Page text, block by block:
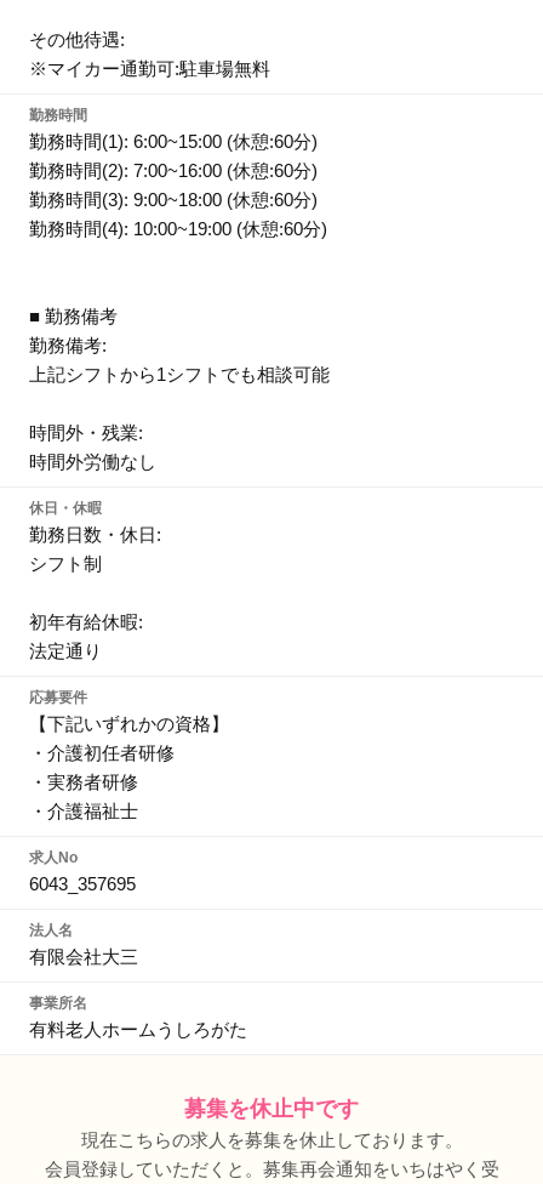
その他待遇:
※マイカー通勤可:駐車場無料
勤務時間
勤務時間(1): 6:00~15:00 (休憩:60分)
勤務時間(2): 7:00~16:00 (休憩:60分)
勤務時間(3): 9:00~18:00 (休憩:60分)
勤務時間(4): 10:00~19:00 (休憩:60分)
■ 勤務備考
勤務備考:
上記シフトから1シフトでも相談可能
時間外・残業:
時間外労働なし
休日・休暇
勤務日数・休日:
シフト制
初年有給休暇:
法定通り
応募要件
【下記いずれかの資格】
・介護初任者研修
・実務者研修
・介護福祉士
求人No
6043_357695
法人名
有限会社大三
事業所名
有料老人ホームうしろがた
募集を休止中です
現在こちらの求人を募集を休止しております。
会員登録していただくと。募集再会通知をいちはやく受